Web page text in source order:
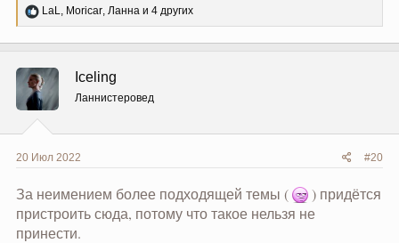
Р
е
ц
и
и
:
LaL, Moricar, Ланна и 4 других
Iceling
Ланнистеровед
20 Июл 2022 #20
За неимением более подходящей темы (
) придётся
пристроить сюда, потому что такое нельзя не
принести.